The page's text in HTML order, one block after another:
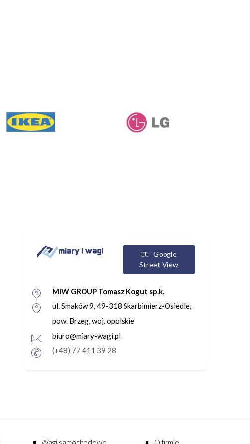
Google
Street View
MIW GROUP Tomasz Kogut sp.k.
ul. Smaków 9, 49-318 Skarbimierz-Osiedle,
pow. Brzeg, woj. opolskie
biuro@miary-wagi.pl
(+48) 77 411 39 28
Wagi samochodowe O firmie